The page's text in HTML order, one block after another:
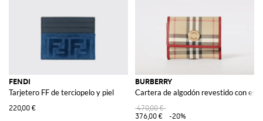
FENDI
Tarjetero FF de terciopelo y piel
220,00 €
BURBERRY
Cartera de algodón revestido con
470,00 €
376,00 €
-20%